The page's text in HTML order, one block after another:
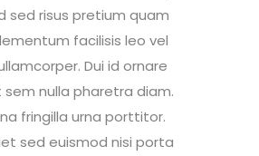
sed risus pretium quam
facilisis leo vel
Dui id ornare
nulla pharetra diam.
fringilla urna porttitor.
sed euismod nisi porta